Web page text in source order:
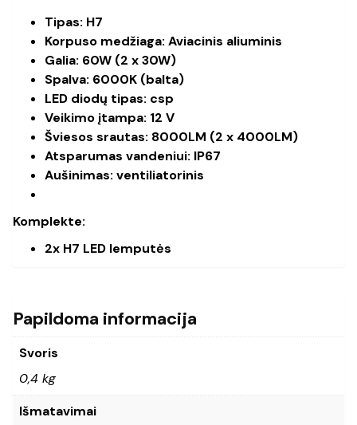
Tipas: H7
Korpuso medžiaga: Aviacinis aliuminis
Galia: 60W (2 x 30W)
Spalva: 6000K (balta)
LED diodų tipas: csp
Veikimo įtampa: 12 V
Šviesos srautas: 8000LM (2 x 4000LM)
Atsparumas vandeniui: IP67
Aušinimas: ventiliatorinis
Komplekte:
2x H7 LED lemputės
Papildoma informacija
Svoris
0,4 kg
Išmatavimai